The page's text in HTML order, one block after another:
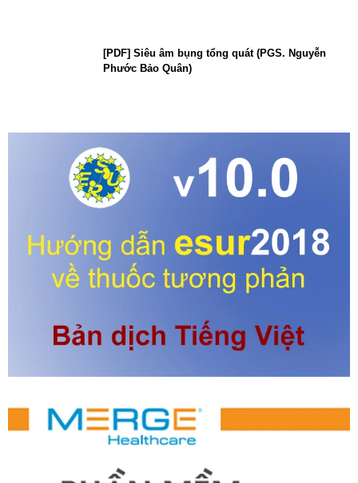
[PDF] Siêu âm bụng tổng quát (PGS. Nguyễn
Phước Bảo Quân)